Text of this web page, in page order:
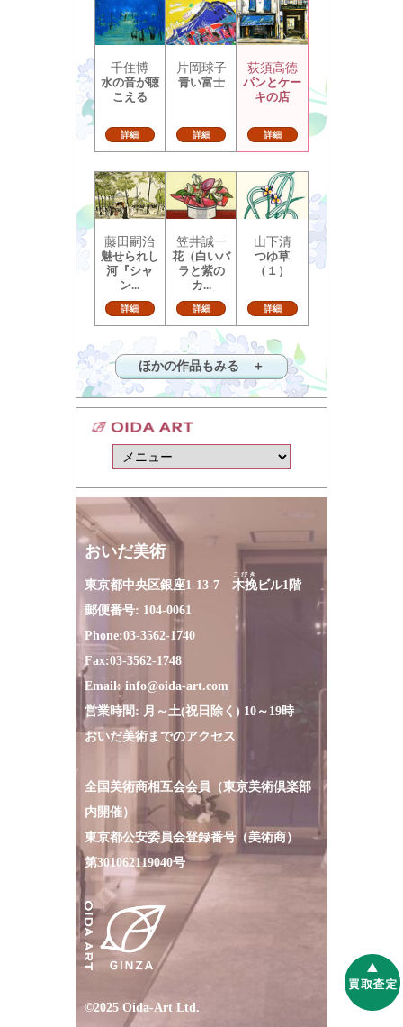
千住博
水の音が聴
こえる
詳細
片岡球子
青い富士
詳細
荻須高徳
パンとケー
キの店
詳細
藤田嗣治
魅せられし
河『シャ
ン...
詳細
笠井誠一
花（白いバ
ラと紫の
カ...
詳細
山下清
つゆ草
（１）
詳細
ほかの作品もみる ＋
おいだ美術
東京都中央区銀座1-13-7 木挽
こびき
ビル1階
郵便番号: 104-0061
Phone:03-3562-1740
Fax:03-3562-1748
Email: info@oida-art.com
営業時間: 月～土(祝日除く) 10～19時
おいだ美術までのアクセス
全国美術商相互会会員（東京美術倶楽部
内開催）
東京都公安委員会登録番号（美術商）
第301062119040号
©2025 Oida-Art Ltd.